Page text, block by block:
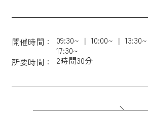
開催時間： 09:30~ 10:00~ 13:30~
17:30~
所要時間：
2時間30分